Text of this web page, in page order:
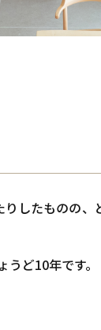
FAQ
よく
したものの、
ど10年です。